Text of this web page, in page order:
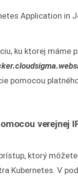
ku ktorej máme
pomocou
verejnej
ktorý
Kubernetes. V